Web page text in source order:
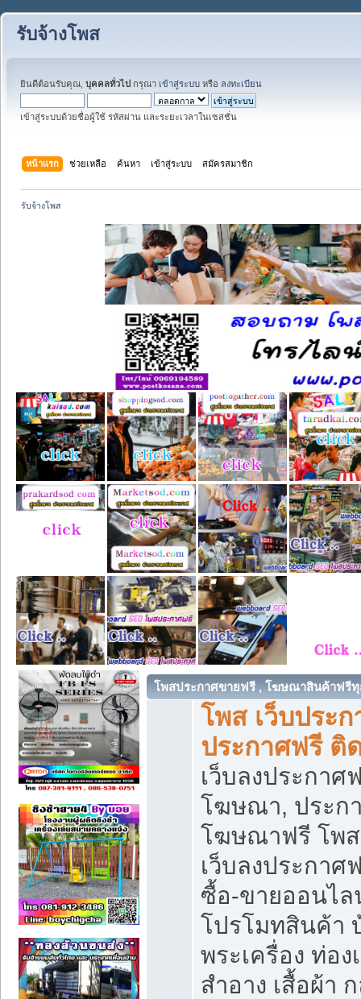
รับจ้างโพส
ยินดีต้อนรับคุณ, บุคคลทั่วไป กรุณา เข้าสู่ระบบ หรือ ลงทะเบียน
เข้าสู่ระบบด้วยชื่อผู้ใช้ รหัสผ่าน และระยะเวลาในเซสชั่น
หน้าแรก ช่วยเหลือ ค้นหา เข้าสู่ระบบ สมัครสมาชิก
รับจ้างโพส
โพสประกาศขายฟรี , โฆษณาสินค้าฟรี
โพส เว็บประก
ประกาศฟรี ติ
เว็บลงประกา
โฆษณา, ประก
โฆษณาฟรี โพส
เว็บลงประกา
ซื้อ-ขายออนไล
โปรโมทสินค้า
พระเครื่อง ท่อง
สำอาง เสื้อผ้า